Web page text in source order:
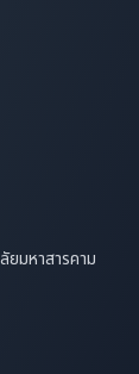
ยมหาสารคาม